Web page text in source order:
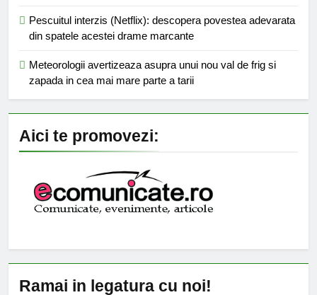
Pescuitul interzis (Netflix): descopera povestea adevarata
din spatele acestei drame marcante
Meteorologii avertizeaza asupra unui nou val de frig si
zapada in cea mai mare parte a tarii
Aici te promovezi:
Ramai in legatura cu noi!